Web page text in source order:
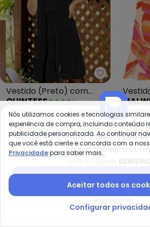
Quintess -
Vestido (Preto) com
Camadas
QUINTESS
A partir de R$ 99,99
ou3xdeR$ 33,33semjuros
R$
ou2x
-41% -50%
Compre pelo app e ganhe12%
na sua primeira
Nós utilizamos cookies e tecnologias
experiência de compra, incluindo conteúdo
publicidade personalizada. Ao continuar
que você está ciente e concorda com a
Privacidadepara saber mais.
Aceitar todos os
Configurar